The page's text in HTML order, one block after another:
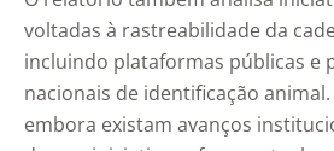
voltadas à rastreabilidade da
incluindo plataformas públicas e
nacionais de identificação
embora existam avanços